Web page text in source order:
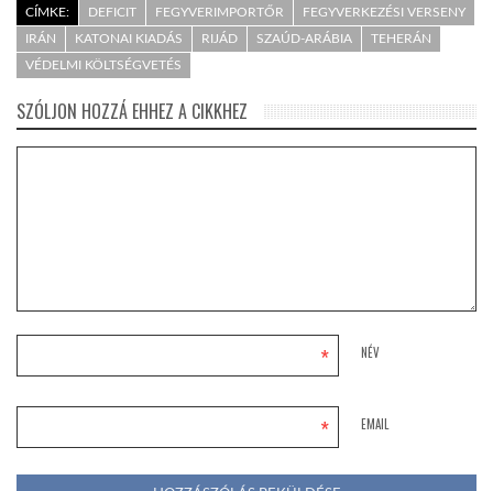
CÍMKE: DEFICIT FEGYVERIMPORTŐR
FEGYVERKEZÉSI VERSENY
IRÁN
KATONAI KIADÁS RIJÁD SZAÚD-ARÁBIA
TEHERÁN
VÉDELMI KÖLTSÉGVETÉS
SZÓLJON HOZZÁ EHHEZ A CIKKHEZ
NÉV
*
EMAIL
*